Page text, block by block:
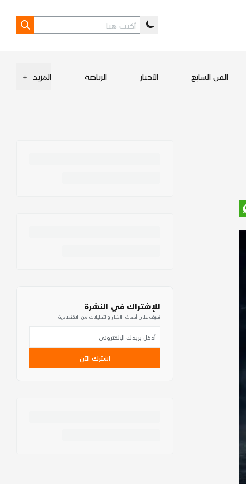
الفن السابع الأخبار الرياضة المزيد +
للإشتراك في النشرة
تعرف على أحدث الأخبار والتحليلات من الاقتصادية
اشترك الآن